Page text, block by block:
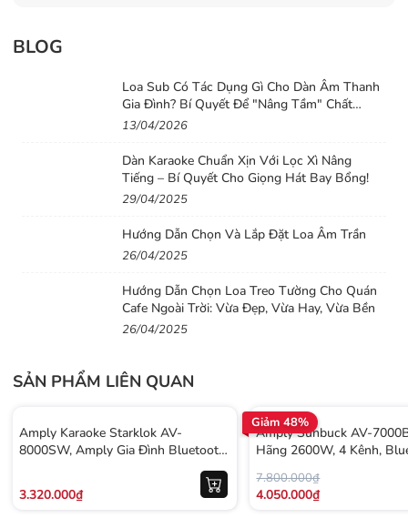
BLOG
Loa Sub Có Tác Dụng Gì Cho Dàn Âm Thanh
Gia Đình? Bí Quyết Để "Nâng Tầm" Chất
Lượng Âm Thanh Cho Dàn Loa Gia Đình
13/04/2026
Dàn Karaoke Chuẩn Xịn Với Lọc Xì Nâng
Tiếng – Bí Quyết Cho Giọng Hát Bay Bổng!
29/04/2025
Hướng Dẫn Chọn Và Lắp Đặt Loa Âm Trần
26/04/2025
Hướng Dẫn Chọn Loa Treo Tường Cho Quán
Cafe Ngoài Trời: Vừa Đẹp, Vừa Hay, Vừa Bền
26/04/2025
SẢN PHẨM LIÊN QUAN
Amply Karaoke Starklok AV-
8000SW, Amply Gia Đình Bluetooth
3.320.000₫
Giảm 48%
Amply Sunbuck AV-
Hãng 2600W, 4 Kênh,
7.800.000₫
4.050.000₫